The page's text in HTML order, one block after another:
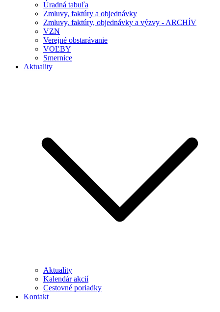
Úradná tabuľa
Zmluvy, faktúry a objednávky
Zmluvy, faktúry, objednávky a výzvy - ARCHÍV
VZN
Verejné obstarávanie
VOĽBY
Smernice
Aktuality
Aktuality
Kalendár akcií
Cestovné poriadky
Kontakt